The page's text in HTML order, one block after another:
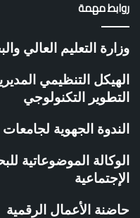
روابط مهمة
وزارة التعليم العالي
الهيكل التنظيمي
التطوير التكنولوجي
الندوة الجهوية
الوكالة الموضوعاتية
الإجتماعية
حاضنة الأعمال الرقمية